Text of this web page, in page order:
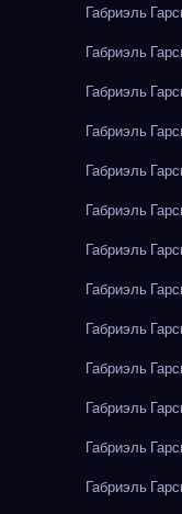
Габриэль
Габриэль
Габриэль
Габриэль
Габриэль
Габриэль
Габриэль
Габриэль
Габриэль
Габриэль
Габриэль
Габриэль
Габриэль